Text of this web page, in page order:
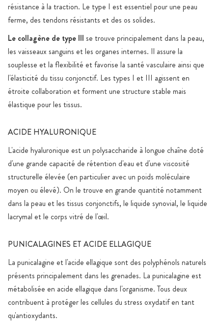
résistance à la traction. Le type I est essentiel pour une peau
ferme, des tendons résistants et des os solides.
Le collagène de type III se trouve principalement dans la peau,
les vaisseaux sanguins et les organes internes. Il assure la
souplesse et la flexibilité et favorise la santé vasculaire ainsi que
l'élasticité du tissu conjonctif. Les types I et III agissent en
étroite collaboration et forment une structure stable mais
élastique pour les tissus.
ACIDE HYALURONIQUE
L'acide hyaluronique est un polysaccharide à longue chaîne doté
d'une grande capacité de rétention d'eau et d'une viscosité
structurelle élevée (en particulier avec un poids moléculaire
moyen ou élevé). On le trouve en grande quantité notamment
dans la peau et les tissus conjonctifs, le liquide synovial, le liquide
lacrymal et le corps vitré de l'œil.
PUNICALAGINES ET ACIDE ELLAGIQUE
La punicalagine et l'acide ellagique sont des polyphénols naturels
présents principalement dans les grenades. La punicalagine est
métabolisée en acide ellagique dans l'organisme. Tous deux
contribuent à protéger les cellules du stress oxydatif en tant
qu'antioxydants.